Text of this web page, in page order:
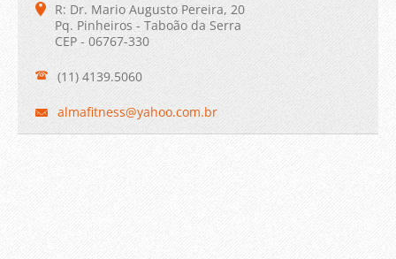
R: Dr. Mario Augusto Pereira, 20
Pq. Pinheiros - Taboão da Serra
CEP - 06767-330
(11) 4139.5060
almafitness@yahoo.com.br